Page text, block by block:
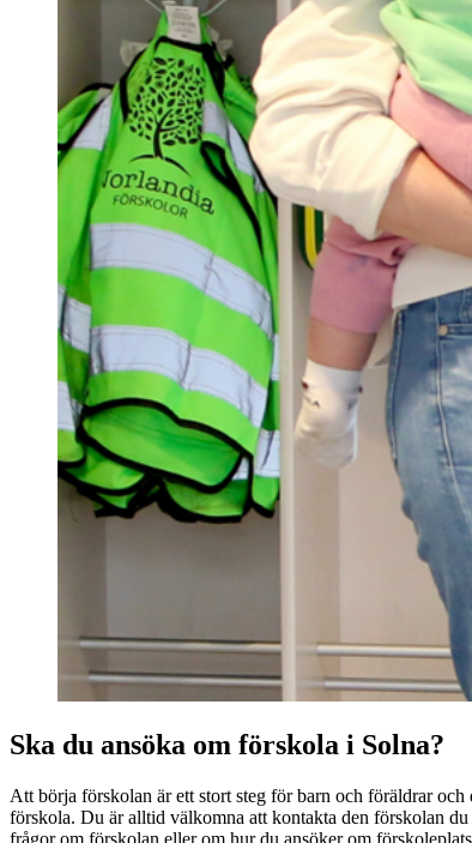
Ska du ansöka om förskola i Solna?
Att börja förskolan är ett stort steg för barn och föräldrar
förskola. Du är alltid välkomna att kontakta den förskolan